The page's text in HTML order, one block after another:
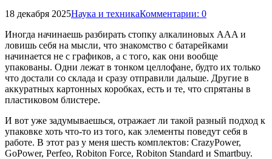
18 декабря 2025Наука и техникаКомментарии: 0
Иногда начинаешь разбирать стопку алкалиновых AAA и
ловишь себя на мысли, что знакомство с батарейками
начинается не с графиков, а с того, как они вообще
упакованы. Одни лежат в тонком целлофане, будто их только
что достали со склада и сразу отправили дальше. Другие в
аккуратных картонных коробках, есть и те, что спрятаны в
пластиковом блистере.
И вот уже задумываешься, отражает ли такой разный подход к
упаковке хоть что-то из того, как элементы поведут себя в
работе. В этот раз у меня шесть комплектов: CrazyPower,
GoPower, Perfeo, Robiton Force, Robiton Standard и Smartbuy.